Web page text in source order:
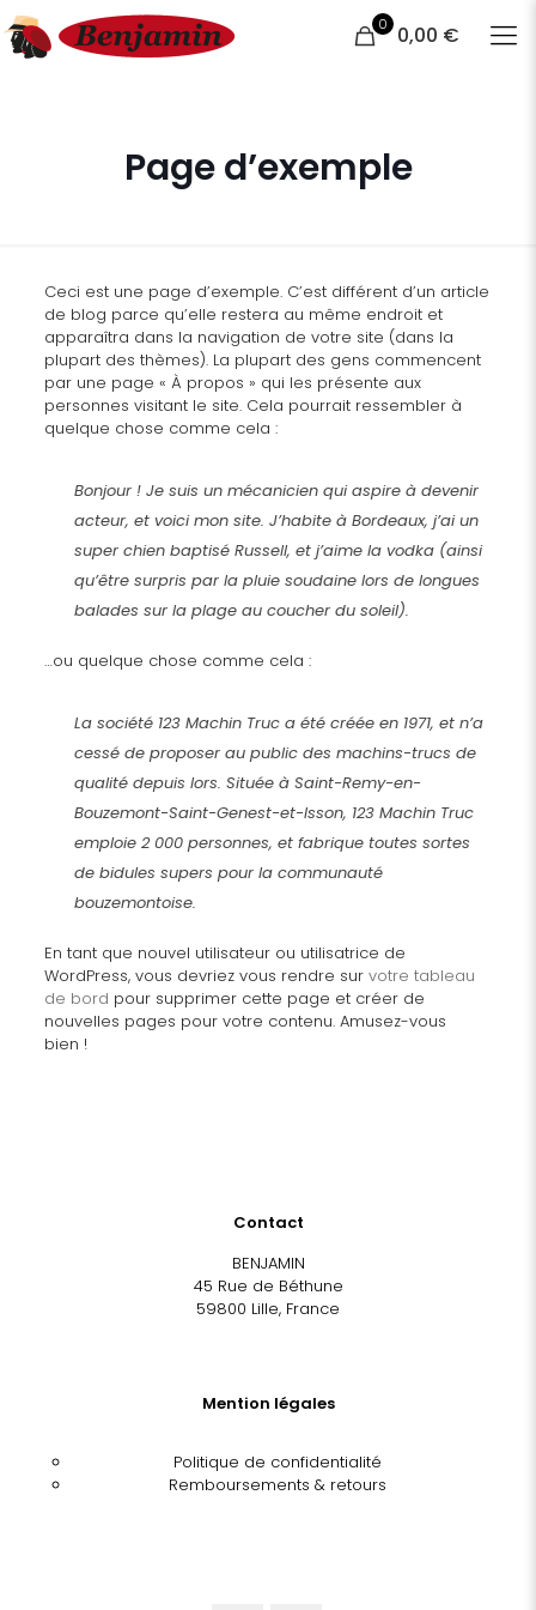
0 0,00 €
Page d’exemple
Ceci est une page d’exemple. C’est différent d’un article
de blog parce qu’elle restera au même endroit et
apparaîtra dans la navigation de votre site (dans la
plupart des thèmes). La plupart des gens commencent
par une page « À propos » qui les présente aux
personnes visitant le site. Cela pourrait ressembler à
quelque chose comme cela :
Bonjour ! Je suis un mécanicien qui aspire à devenir
acteur, et voici mon site. J’habite à Bordeaux, j’ai un
super chien baptisé Russell, et j’aime la vodka (ainsi
qu’être surpris par la pluie soudaine lors de longues
balades sur la plage au coucher du soleil).
…ou quelque chose comme cela :
La société 123 Machin Truc a été créée en 1971, et n’a
cessé de proposer au public des machins-trucs de
qualité depuis lors. Située à Saint-Remy-en-
Bouzemont-Saint-Genest-et-Isson, 123 Machin Truc
emploie 2 000 personnes, et fabrique toutes sortes
de bidules supers pour la communauté
bouzemontoise.
En tant que nouvel utilisateur ou utilisatrice de
WordPress, vous devriez vous rendre sur votre tableau
de bord pour supprimer cette page et créer de
nouvelles pages pour votre contenu. Amusez-vous
bien !
Contact
BENJAMIN
45 Rue de Béthune
59800 Lille, France
Mention légales
Politique de confidentialité
Remboursements & retours